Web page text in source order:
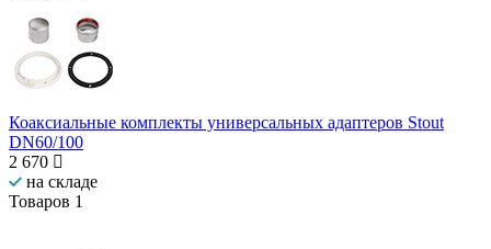
Коаксиальные комплекты универсальных адаптеров Stout
DN60/100
2 670
на складе
Товаров 1